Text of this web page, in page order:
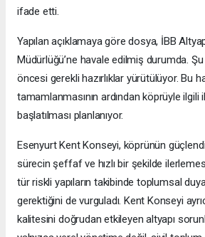
ifade etti.
Yapılan açıklamaya göre dosya, İBB
Müdürlüğü’ne havale edilmiş durumda.
öncesi gerekli hazırlıklar yürütülüyor. Bu
tamamlanmasının ardından köprüyle ilgili
başlatılması planlanıyor.
Esenyurt Kent Konseyi, köprünün
sürecin şeffaf ve hızlı bir şekilde
tür riskli yapıların takibinde toplumsal
gerektiğini de vurguladı. Kent Konseyi
kalitesini doğrudan etkileyen altyapı